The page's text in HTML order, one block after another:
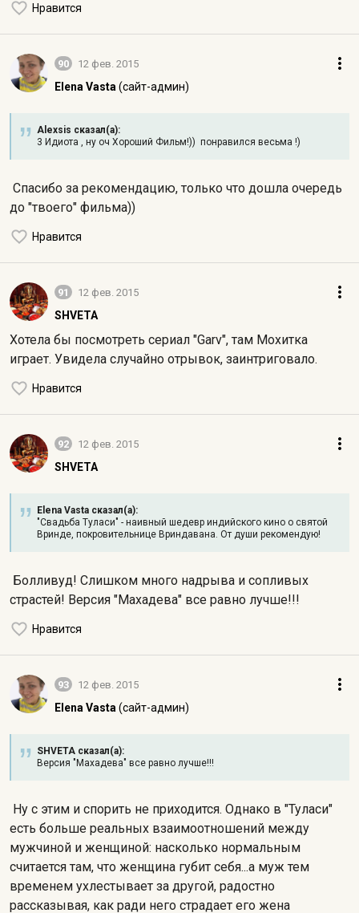
Нравится
90 12 фев. 2015
Elena Vasta (сайт-админ)
Alexsis сказал(а):
3 Идиота , ну оч Хороший Фильм!)) понравился весьма !)
Спасибо за рекомендацию, только что дошла очередь
до "твоего" фильма))
Нравится
91 12 фев. 2015
SHVETA
Хотела бы посмотреть сериал "Garv", там Мохитка
играет. Увидела случайно отрывок, заинтриговало.
Нравится
92 12 фев. 2015
SHVETA
Elena Vasta сказал(а):
"Свадьба Туласи" - наивный шедевр индийского кино о святой
Вринде, покровительнице Вриндавана. От души рекомендую!
Болливуд! Слишком много надрыва и сопливых
страстей! Версия "Махадева" все равно лучше!!!
Нравится
93 12 фев. 2015
Elena Vasta (сайт-админ)
SHVETA сказал(а):
Версия "Махадева" все равно лучше!!!
Ну с этим и спорить не приходится. Однако в "Туласи"
есть больше реальных взаимоотношений между
мужчиной и женщиной: насколько нормальным
считается там, что женщина губит себя...а муж тем
временем ухлестывает за другой, радостно
рассказывая, как ради него страдает его жена